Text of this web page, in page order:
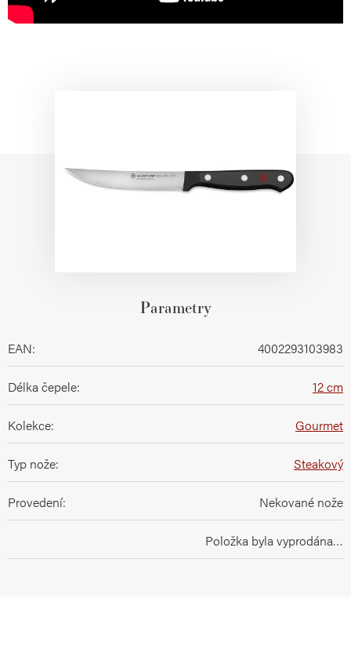
Parametry
EAN: 4002293103983
Délka čepele: 12 cm
Kolekce: Gourmet
Typ nože: Steakový
Provedení: Nekované nože
Položka byla vyprodána…